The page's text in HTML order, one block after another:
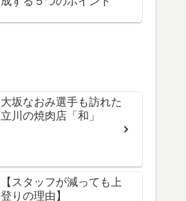
大坂なおみ選手も訪れた
立川の焼肉店「和」
【スタッフが減っても上
登りの理由】